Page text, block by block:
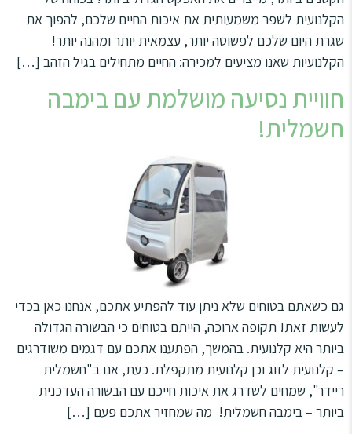
הקלנועית לשפר משמעותית את איכות החיים שלכם, להפוך את
שגרת היום שלכם לפשוטה יותר, עצמאית יותר ומהנה יותר!
הקלנועיות שאנו מציעים למכירה: החיים מתחילים בגיל הזהב […]
חוויית נסיעה מושלמת עם בימבה
חשמלית!
גם כשאתם בטוחים שלא ניתן עוד להפתיע אתכם, אנחנו כאן בכדי
לעשות זאת! תקופה ארוכה, הייתם בטוחים כי הבשורה הגדולה
ביותר היא קלנועית. בהמשך, הפתענו אתכם עם דגמים משודרגים
– קלנועית לזוג וכן קלנועית מתקפלת. כעת, אנו ב"חשמלית
ריידר", שמחים לשדרג את איכות חייכם עם הבשורה העדכנית
ביותר – בימבה חשמלית! מה שמחזיר אתכם פעם […]